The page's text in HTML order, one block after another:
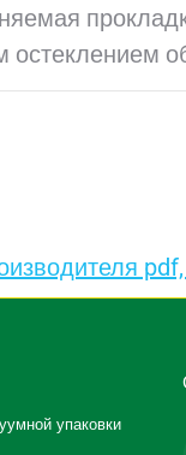
остеклением
упаковки